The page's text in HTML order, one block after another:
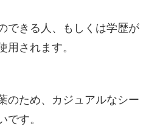
できる人、もしくは学歴が
用されます。
のため、カジュアルなシー
です。